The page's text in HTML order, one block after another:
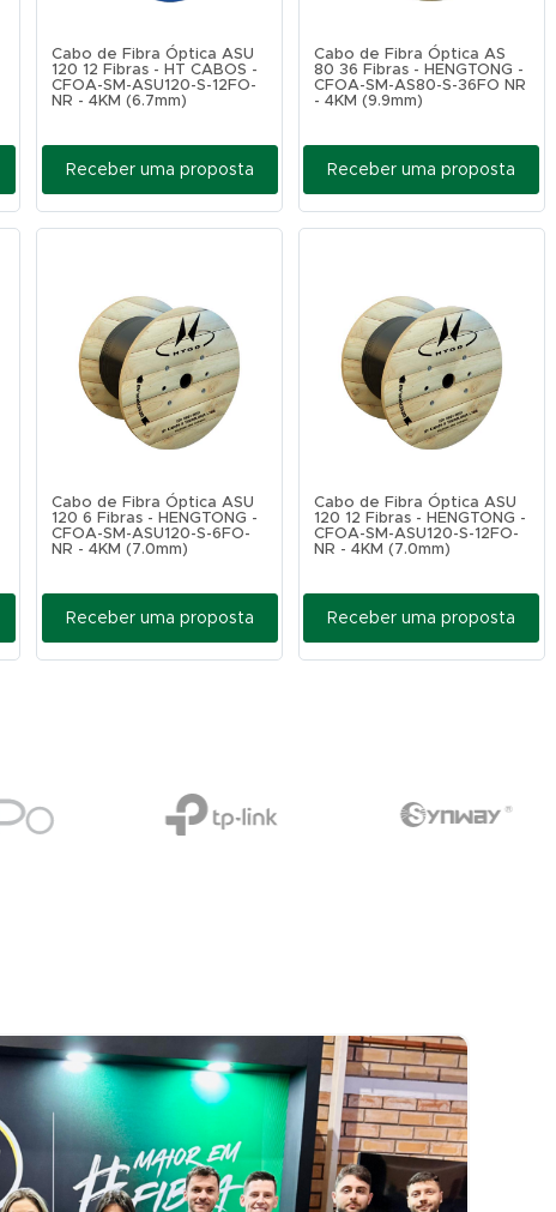
Cabo de Fibra Óptica ASU
120 12 Fibras - HT CABOS -
CFOA-SM-ASU120-S-12FO-
NR - 4KM (6.7mm)
Receber uma proposta
Cabo de Fibra Óptica AS
80 36 Fibras - HENGTONG -
CFOA-SM-AS80-S-36FO NR
- 4KM (9.9mm)
Receber uma proposta
Cabo de Fibra Óptica ASU
120 6 Fibras - HENGTONG -
CFOA-SM-ASU120-S-6FO-
NR - 4KM (7.0mm)
Receber uma proposta
Cabo de Fibra Óptica ASU
120 12 Fibras - HENGTONG -
CFOA-SM-ASU120-S-12FO-
NR - 4KM (7.0mm)
Receber uma proposta